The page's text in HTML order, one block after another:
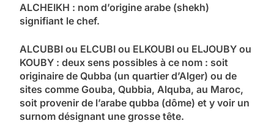
ALCHEIKH : nom d’origine arabe (shekh)
signifiant le chef.
ALCUBBI ou ELCUBI ou ELKOUBI ou ELJOUBY ou
KOUBY : deux sens possibles à ce nom : soit
originaire de Qubba (un quartier d’Alger) ou de
sites comme Gouba, Qubbia, Alquba, au Maroc,
soit provenir de l’arabe qubba (dôme) et y voir un
surnom désignant une grosse tête.